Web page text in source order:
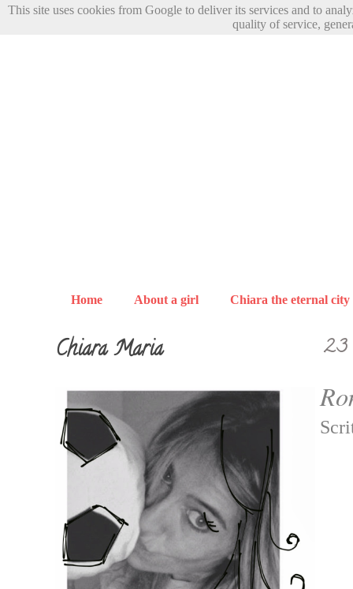
Home About a girl Chiara the eternal city
23
Chiara Maria
This site uses cookies from Google to deliver its services and to
quality of service,